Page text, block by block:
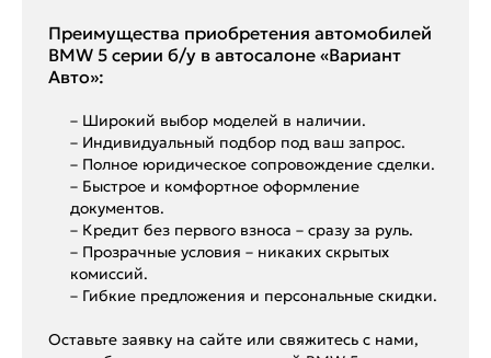
Преимущества приобретения автомобилей
BMW 5 серии б/у в автосалоне «Вариант
Авто»:
– Широкий выбор моделей в наличии.
– Индивидуальный подбор под ваш запрос.
– Полное юридическое сопровождение сделки.
– Быстрое и комфортное оформление
документов.
– Кредит без первого взноса – сразу за руль.
– Прозрачные условия – никаких скрытых
комиссий.
– Гибкие предложения и персональные скидки.
Оставьте заявку на сайте или свяжитесь с нами,